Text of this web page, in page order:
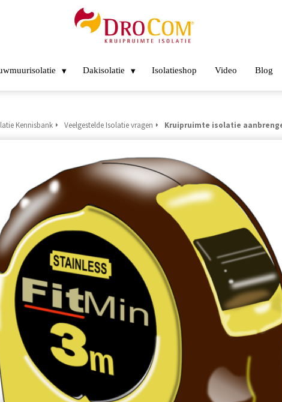
Dakisolatie Isolatieshop Video Blog
Kennisbank Veelgestelde Isolatie vragen Kruipruimte isolatie